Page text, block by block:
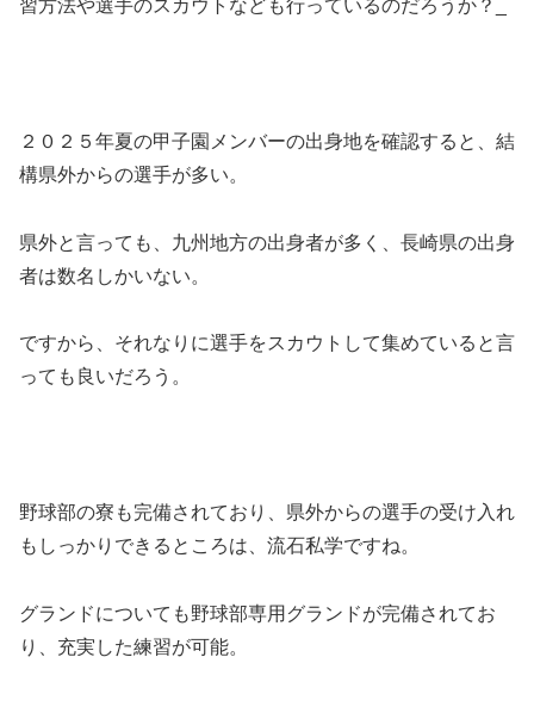
習方法や選手のスカウトなども行っているのだろうか？_
２０２５年夏の甲子園メンバーの出身地を確認すると、結
構県外からの選手が多い。
県外と言っても、九州地方の出身者が多く、長崎県の出身
者は数名しかいない。
ですから、それなりに選手をスカウトして集めていると言
っても良いだろう。
野球部の寮も完備されており、県外からの選手の受け入れ
もしっかりできるところは、流石私学ですね。
グランドについても野球部専用グランドが完備されてお
り、充実した練習が可能。